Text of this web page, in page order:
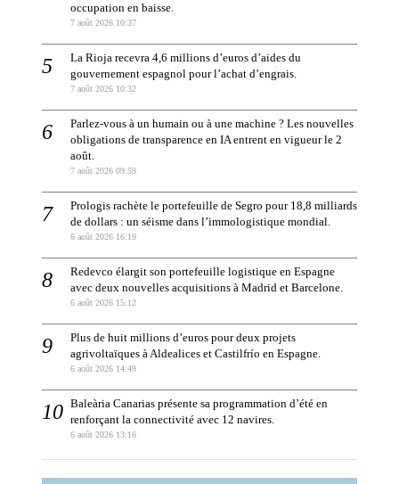
occupation en baisse.
7 août 2026 10:37
La Rioja recevra 4,6 millions d’euros d’aides du
gouvernement espagnol pour l’achat d’engrais.
7 août 2026 10:32
Parlez-vous à un humain ou à une machine ? Les nouvelles
obligations de transparence en IA entrent en vigueur le 2
août.
7 août 2026 09:59
Prologis rachète le portefeuille de Segro pour 18,8 milliards
de dollars : un séisme dans l’immologistique mondial.
6 août 2026 16:19
Redevco élargit son portefeuille logistique en Espagne
avec deux nouvelles acquisitions à Madrid et Barcelone.
6 août 2026 15:12
Plus de huit millions d’euros pour deux projets
agrivoltaïques à Aldealices et Castilfrío en Espagne.
6 août 2026 14:49
Baleària Canarias présente sa programmation d’été en
renforçant la connectivité avec 12 navires.
6 août 2026 13:16